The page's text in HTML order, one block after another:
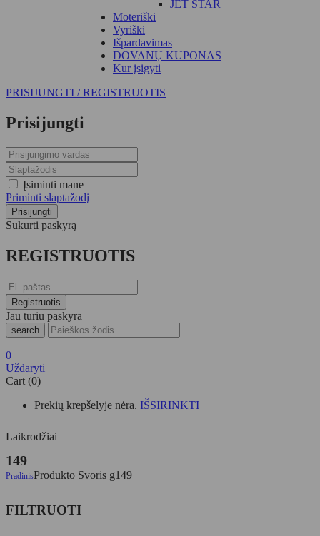
JET STAR
Moteriški
Vyriški
Išpardavimas
DOVANŲ KUPONAS
Kur įsigyti
PRISIJUNGTI / REGISTRUOTIS
Prisijungti
Įsiminti mane
Priminti slaptažodį
Sukurti paskyrą
REGISTRUOTIS
Jau turiu paskyra
search
0
Uždaryti
Cart (0)
Prekių krepšelyje nėra. IŠSIRINKTI
Laikrodžiai
149
PradinisProdukto Svoris g149
FILTRUOTI